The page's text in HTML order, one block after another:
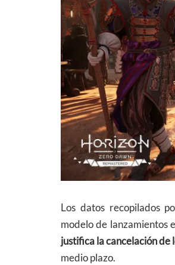
Los datos recopilados
modelo de lanzamientos
justifica la cancelación de
medio plazo.